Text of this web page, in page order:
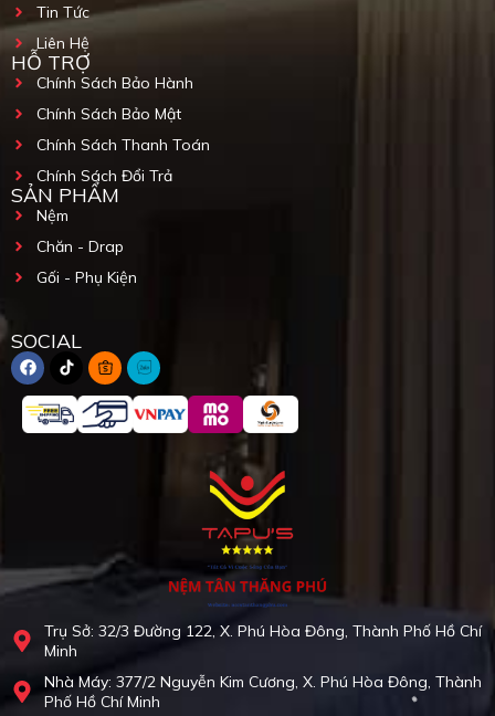
Trụ Sở: 32/3 Đường 122, X. Phú Hòa Đông, Thành Phố Hồ Chí
Minh
Nhà Máy: 377/2 Nguyễn Kim Cương, X. Phú Hòa Đông, Thành
Phố Hồ Chí Minh
Tin Tức
Liên Hệ
HỖ TRỢ
Chính Sách Bảo Hành
Chính Sách Bảo Mật
Chính Sách Thanh Toán
Chính Sách Đổi Trả
SẢN PHẨM
Nệm
Chăn - Drap
Gối - Phụ Kiện
SOCIAL